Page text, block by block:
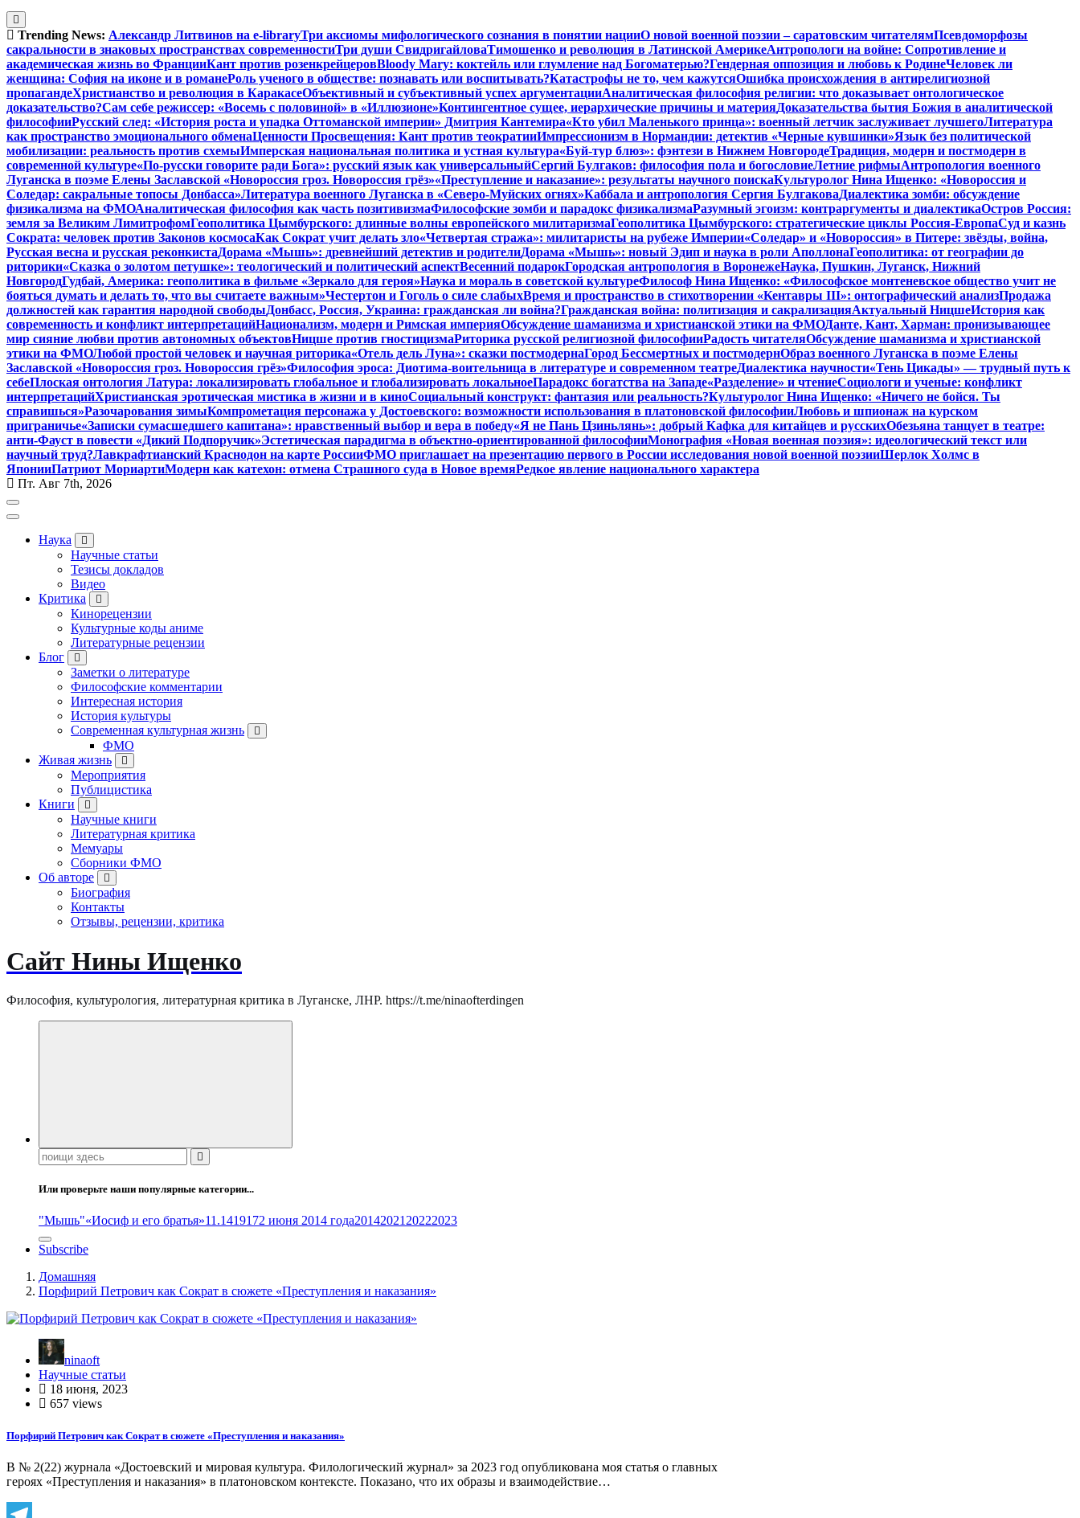
Trending News: Александр Литвинов на e-libraryТри аксиомы мифологического сознания в понятии нацииО новой военной поэзии – саратовским читателямПсевдоморфозы
сакральности в знаковых пространствах современностиТри души СвидригайловаТимошенко и революция в Латинской АмерикеАнтропологи на войне: Сопротивление и
академическая жизнь во ФранцииКант против розенкрейцеровBloody Mary: коктейль или глумление над Богоматерью?Гендерная оппозиция и любовь к РодинеЧеловек ли
женщина: София на иконе и в романеРоль ученого в обществе: познавать или воспитывать?Катастрофы не то, чем кажутсяОшибка происхождения в антирелигиозной
пропагандеХристианство и революция в КаракасеОбъективный и субъективный успех аргументацииАналитическая философия религии: что доказывает онтологическое
доказательство?Сам себе режиссер: «Восемь с половиной» в «Иллюзионе»Контингентное сущее, иерархические причины и материяДоказательства бытия Божия в аналитической
философииРусский след: «История роста и упадка Оттоманской империи» Дмитрия Кантемира«Кто убил Маленького принца»: военный летчик заслуживает лучшегоЛитература
как пространство эмоционального обменаЦенности Просвещения: Кант против теократииИмпрессионизм в Нормандии: детектив «Черные кувшинки»Язык без политической
мобилизации: реальность против схемыИмперская национальная политика и устная культура«Буй-тур блюз»: фэнтези в Нижнем НовгородеТрадиция, модерн и постмодерн в
современной культуре«По-русски говорите ради Бога»: русский язык как универсальныйСергий Булгаков: философия пола и богословиеЛетние рифмыАнтропология военного
Луганска в поэме Елены Заславской «Новороссия гроз. Новороссия грёз»«Преступление и наказание»: результаты научного поискаКультуролог Нина Ищенко: «Новороссия и
Соледар: сакральные топосы Донбасса»Литература военного Луганска в «Северо-Муйских огнях»Каббала и антропология Сергия БулгаковаДиалектика зомби: обсуждение
физикализма на ФМОАналитическая философия как часть позитивизмаФилософские зомби и парадокс физикализмаРазумный эгоизм: контраргументы и диалектикаОстров Россия:
земля за Великим ЛимитрофомГеополитика Цымбурского: длинные волны европейского милитаризмаГеополитика Цымбурского: стратегические циклы Россия-ЕвропаСуд и казнь
Сократа: человек против Законов космосаКак Сократ учит делать зло«Четвертая стража»: милитаристы на рубеже Империи«Соледар» и «Новороссия» в Питере: звёзды, война,
Русская весна и русская реконкистаДорама «Мышь»: древнейший детектив и родителиДорама «Мышь»: новый Эдип и наука в роли АполлонаГеополитика: от географии до
риторики«Сказка о золотом петушке»: теологический и политический аспектВесенний подарокГородская антропология в ВоронежеНаука, Пушкин, Луганск, Нижний
НовгородГудбай, Америка: геополитика в фильме «Зеркало для героя»Наука и мораль в советской культуреФилософ Нина Ищенко: «Философское монтеневское общество учит не
бояться думать и делать то, что вы считаете важным»Честертон и Гоголь о силе слабыхВремя и пространство в стихотворении «Кентавры III»: онтографический анализПродажа
должностей как гарантия народной свободыДонбасс, Россия, Украина: гражданская ли война?Гражданская война: политизация и сакрализацияАктуальный НицшеИстория как
современность и конфликт интерпретацийНационализм, модерн и Римская империяОбсуждение шаманизма и христианской этики на ФМОДанте, Кант, Харман: пронизывающее
мир сияние любви против автономных объектовНицше против гностицизмаРиторика русской религиозной философииРадость читателяОбсуждение шаманизма и христианской
этики на ФМОЛюбой простой человек и научная риторика«Отель дель Луна»: сказки постмодернаГород Бессмертных и постмодернОбраз военного Луганска в поэме Елены
Заславской «Новороссия гроз. Новороссия грёз»Философия эроса: Диотима-воительница в литературе и современном театреДиалектика научности«Тень Цикады» — трудный путь к
себеПлоская онтология Латура: локализировать глобальное и глобализировать локальноеПарадокс богатства на Западе«Разделение» и чтениеСоциологи и ученые: конфликт
интерпретацийХристианская эротическая мистика в жизни и в киноСоциальный конструкт: фантазия или реальность?Культуролог Нина Ищенко: «Ничего не бойся. Ты
справишься»Разочарования зимыКомпрометация персонажа у Достоевского: возможности использования в платоновской философииЛюбовь и шпионаж на курском
приграничье«Записки сумасшедшего капитана»: нравственный выбор и вера в победу«Я не Пань Цзиньлянь»: добрый Кафка для китайцев и русскихОбезьяна танцует в театре:
анти-Фауст в повести «Дикий Подпоручик»Эстетическая парадигма в объектно-ориентированной философииМонография «Новая военная поэзия»: идеологический текст или
научный труд?Лавкрафтианский Краснодон на карте РоссииФМО приглашает на презентацию первого в России исследования новой военной поэзииШерлок Холмс в
ЯпонииПатриот МориартиМодерн как катехон: отмена Страшного суда в Новое времяРедкое явление национального характера
Пт. Авг 7th, 2026
Наука
Научные статьи
Тезисы докладов
Видео
Критика
Кинорецензии
Культурные коды аниме
Литературные рецензии
Блог
Заметки о литературе
Философские комментарии
Интересная история
История культуры
Современная культурная жизнь
ФМО
Живая жизнь
Мероприятия
Публицистика
Книги
Научные книги
Литературная критика
Мемуары
Сборники ФМО
Об авторе
Биография
Контакты
Отзывы, рецензии, критика
Сайт Нины Ищенко
Философия, культурология, литературная критика в Луганске, ЛНР. https://t.me/ninaofterdingen
Поиск:
Или проверьте наши популярные категории...
"Мышь"«Иосиф и его братья»11.1419172 июня 2014 года2014202120222023
Subscribe
Домашняя
Порфирий Петрович как Сократ в сюжете «Преступления и наказания»
ninaoft
Научные статьи
18 июня, 2023
657 views
Порфирий Петрович как Сократ в сюжете «Преступления и наказания»
В № 2(22) журнала «Достоевский и мировая культура. Филологический журнал» за 2023 год опубликована моя статья о главных
героях «Преступления и наказания» в платоновском контексте. Показано, что их образы и взаимодействие…